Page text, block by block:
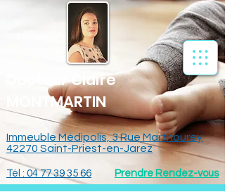
Docteur Claire
MONTMARTIN
Immeuble Médipolis, 3 Rue Marthourey
42270 Saint-Priest-en-Jarez
Tél : 04 77 39 35 66 Prendre Rendez-vous